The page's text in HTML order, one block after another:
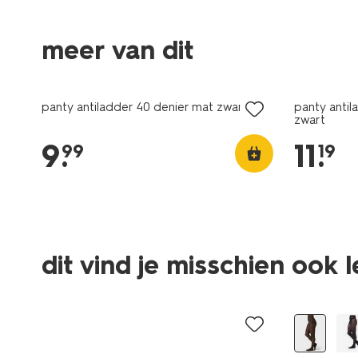
meer van dit
2 voor 14.99
panty antiladder 40 denier mat zwart
9.
99
panty
zwart
11.
19
dit vind je misschien ook
2 voor 14.99
met je HEMA pas